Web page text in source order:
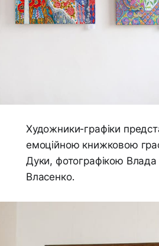
Художники-графіки
емоційною книжковою
Дуки, фотографікою
Власенко.